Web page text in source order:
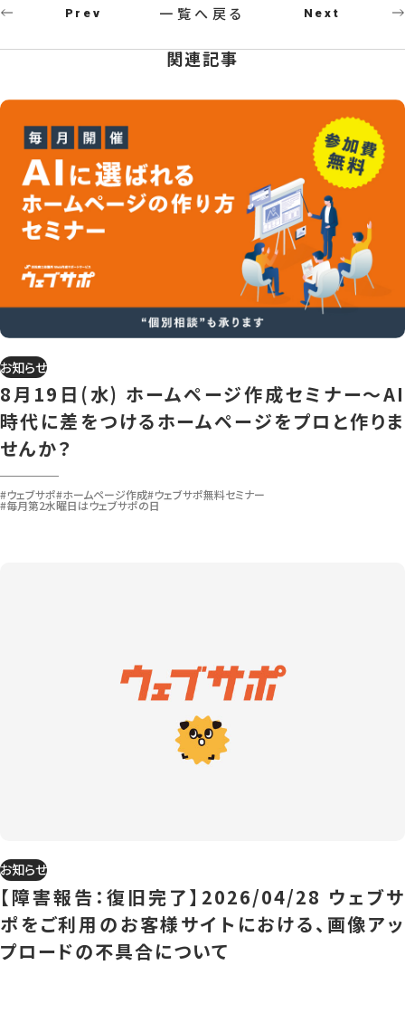
Prev 一覧へ戻る Next
関連記事
お知らせ
8月19日(水) ホームページ作成セミナー～AI
時代に差をつけるホームページをプロと作りま
せんか？
#ウェブサポ#ホームページ作成#ウェブサポ無料セミナー
#毎月第2水曜日はウェブサポの日
お知らせ
【障害報告：復旧完了】2026/04/28 ウェブサ
ポをご利用のお客様サイトにおける、画像アッ
プロードの不具合について